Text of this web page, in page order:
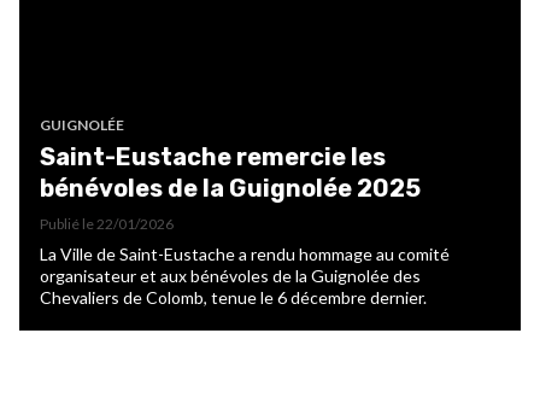
GUIGNOLÉE
Saint-Eustache remercie les
bénévoles de la Guignolée 2025
Publié le22/01/2026
La Ville de Saint-Eustache a rendu hommage au comité
organisateur et aux bénévoles de la Guignolée des
Chevaliers de Colomb, tenue le 6 décembre dernier.